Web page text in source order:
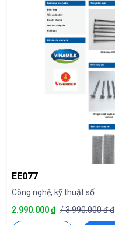
EE077
Công nghệ, kỹ thuật số
2.990.000 ₫ / 3.990.000 đ đ